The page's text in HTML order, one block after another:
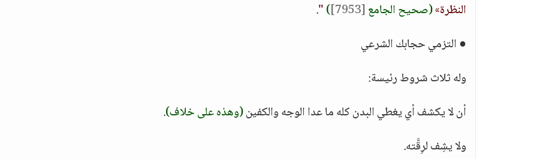
النظرة»(صحيح الجامع[7953]
)
"
.
● التزمي حجابك الشرعي
وله ثلاث شروط رئيسة:
أن لا يكشف أي يغطي البدن كله ما عدا الوجه والكفين(وهذه على خلاف).
ولا يشِف لرِقَّته.